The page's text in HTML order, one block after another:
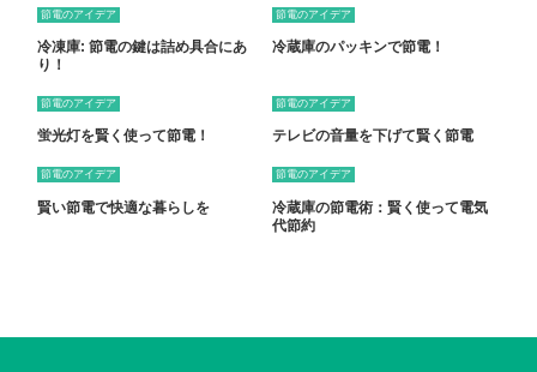
節電のアイデア
冷凍庫: 節電の鍵は詰め具合にあ
り！
節電のアイデア
冷蔵庫のパッキンで節電！
節電のアイデア
蛍光灯を賢く使って節電！
節電のアイデア
テレビの音量を下げて賢く節電
節電のアイデア
賢い節電で快適な暮らしを
節電のアイデア
冷蔵庫の節電術：賢く使って電気
代節約